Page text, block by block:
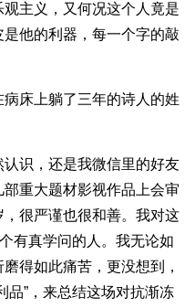
主义，又何况这个人竟是
他的利器，每一个字的敲
床上躺了三年的诗人的姓
识，还是我微信里的好友
重大题材影视作品上会审
很严谨也很和善。我对这
有真学问的人。我无论如
得如此痛苦，更没想到，
品”，来总结这场对抗渐冻